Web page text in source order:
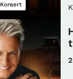
Konsert